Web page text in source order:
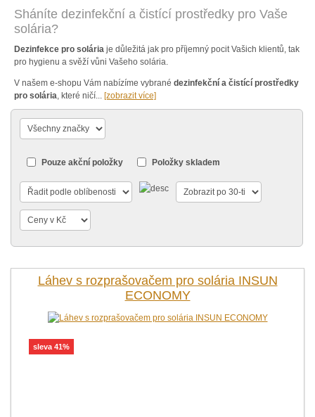
Sháníte dezinfekční a čistící prostředky pro Vaše
solária?
Dezinfekce pro solária je důležitá jak pro příjemný pocit Vašich klientů, tak
pro hygienu a svěží vůni Vašeho solária.
V našem e-shopu Vám nabízíme vybrané dezinfekční a čistící prostředky
pro solária, které ničí... [zobrazit více]
Pouze akční položky Položky skladem
Láhev s rozprašovačem pro solária INSUN
ECONOMY
sleva 41%